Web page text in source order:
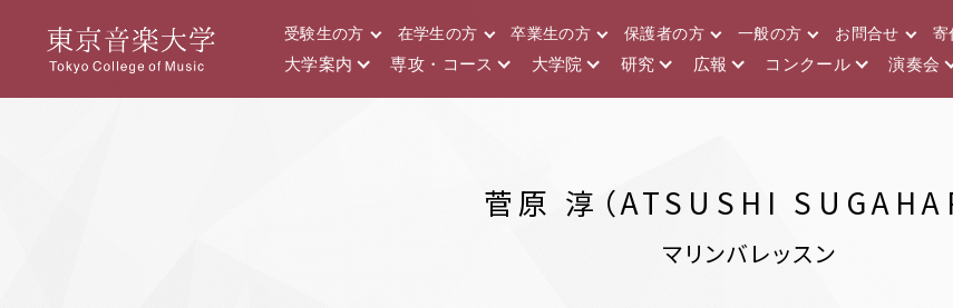
受験生の方 在学生の方 卒業生の方 保護者の方 一般の方 お問合せ 寄
大学案内 専攻・コース 大学院 研究 広報 コンクール 演奏会
菅原 淳（ATSUSHI
マリンバレッスン